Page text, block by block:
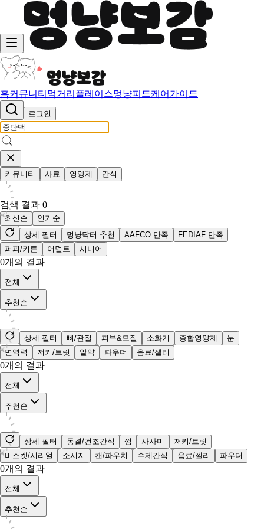
홈커뮤니티 먹거리 플레이스멍냥피드케어가이드
로그인
커뮤니티 사료 영양제 간식
검색 결과 0
최신순
인기순
상세 필터
멍냥닥터 추천 AAFCO 만족
FEDIAF 만족
퍼피/키튼
어덜트 시니어
0개의 결과
전체
추천순
상세 필터 뼈/관절 피부&모질 소화기 종합영양제
눈
면역력
저키/트릿 알약 파우더 음료/젤리
0개의 결과
전체
추천순
상세 필터 동결/건조간식 껌 사사미
저키/트릿
비스켓/시리얼
소시지 캔/파우치 수제간식 음료/젤리 파우더
0개의 결과
전체
추천순